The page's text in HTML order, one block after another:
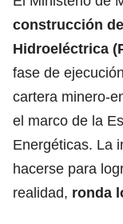
construcción
Hidroeléctrica
fase de
cartera minero-
el marco de la
Energéticas. La
hacerse para
realidad, ronda